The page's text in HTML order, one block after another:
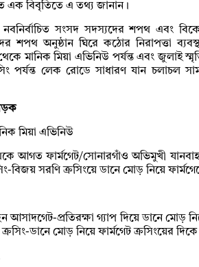
এক বিবৃতিতে এ তথ্য জানান।
সংসদ সদস্যদের শপথ এবং
শপথ অনুষ্ঠান ঘিরে কঠোর নিরাপত্তা
মানিক মিয়া এভিনিউ পর্যন্ত এবং জুলাই
পর্যন্ত লেক রোডে সাধারণ যান চলাচল
মিয়া এভিনিউ
আগত ফার্মগেট/সোনারগাঁও অভিমুখী যানবাহন
বিজয় সরণি ক্রসিংয়ে ডানে মোড় নিয়ে
প্রতিরক্ষা গ্যাপ দিয়ে ডানে মোড়
ডানে মোড় নিয়ে ফার্মগেট ক্রসিংয়ের